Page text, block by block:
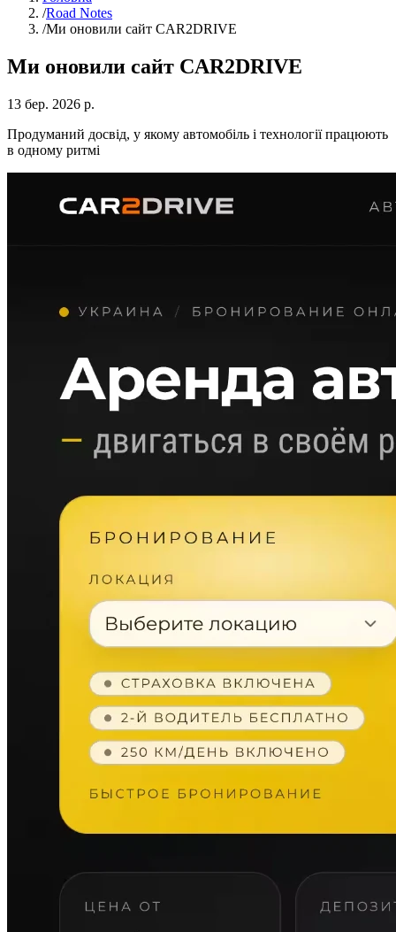
/Road Notes
/Ми оновили сайт CAR2DRIVE
Ми оновили сайт CAR2DRIVE
13 бер. 2026 р.
Продуманий досвід, у якому автомобіль і технології працюють
в одному ритмі